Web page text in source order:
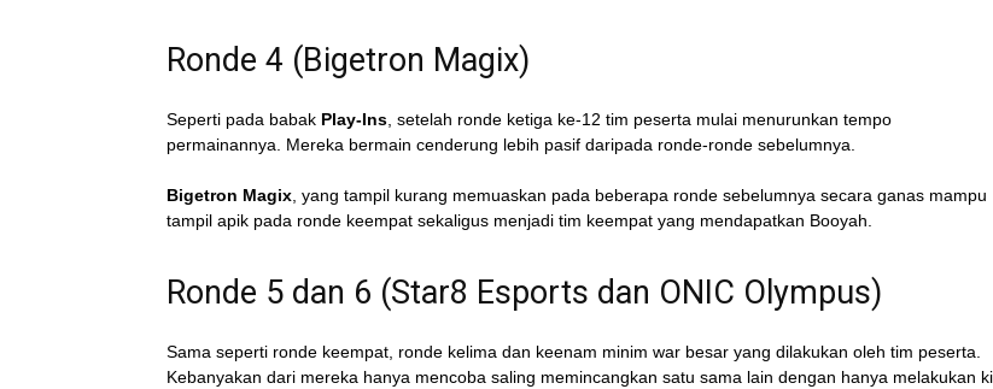
Ronde 4 (Bigetron Magix)
Seperti pada babak Play-Ins , setelah ronde ketiga ke-12 tim peserta mulai menurunkan tempo
permainannya. Mereka bermain cenderung lebih pasif daripada ronde-ronde sebelumnya.
Bigetron Magix , yang tampil kurang memuaskan pada beberapa ronde sebelumnya secara ganas mampu
tampil apik pada ronde keempat sekaligus menjadi tim keempat yang mendapatkan Booyah.
Ronde 5 dan 6 (Star8 Esports dan ONIC Olympus)
Sama seperti ronde keempat, ronde kelima dan keenam minim war besar yang dilakukan oleh tim peserta.
Kebanyakan dari mereka hanya mencoba saling memincangkan satu sama lain dengan hanya melakukan